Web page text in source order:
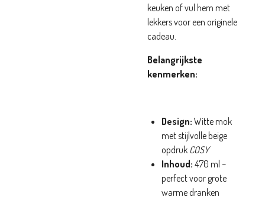
keuken of vul hem met
lekkers voor een originele
cadeau.
Belangrijkste
kenmerken:
Design: Witte mok
met stijlvolle beige
opdruk COSY
Inhoud: 470 ml –
perfect voor grote
warme dranken